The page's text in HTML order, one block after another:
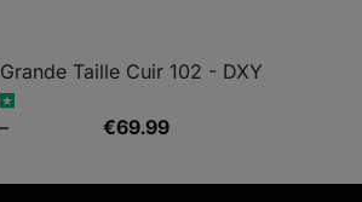
Taille Cuir 102 - DXY
– €69.99Plage